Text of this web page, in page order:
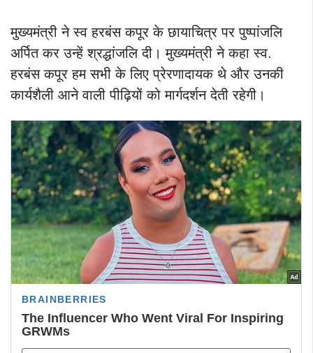
मुख्यमंत्री ने स्व हरबंस कपूर के छायाचित्र पर पुष्पांजलि
अर्पित कर उन्हें श्रद्धांजलि दी। मुख्यमंत्री ने कहा स्व.
हरबंस कपूर हम सभी के लिए प्रेरणादायक थे और उनकी
कार्यशैली आने वाली पीढ़ियों को मार्गदर्शन देती रहेगी।